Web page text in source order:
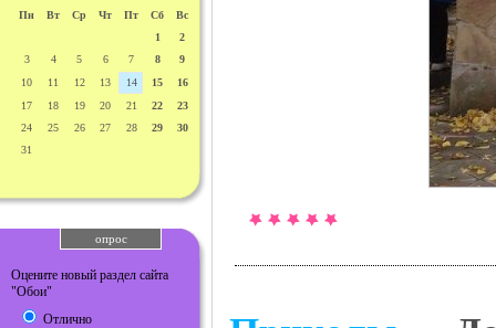
Пн
Вт Ср Чт Пт Сб
Вс
1
2
3
4 5 6 7 8
9
10
11 12 13 14 15
16
17
18 19 20 21 22
23
24
25 26 27 28 29
30
31
опрос
Оцените новый раздел сайта
"Обои"
Отлично